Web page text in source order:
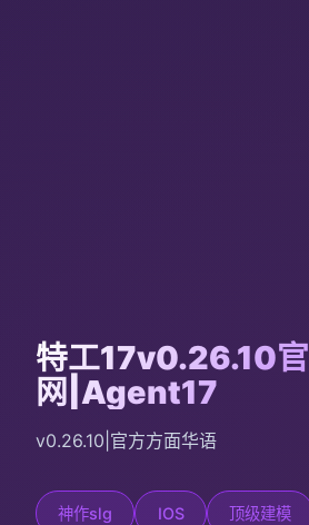
特工17v0.26.10官
网|Agent17
v0.26.10|官方方面华语
神作slg IOS 顶级建模